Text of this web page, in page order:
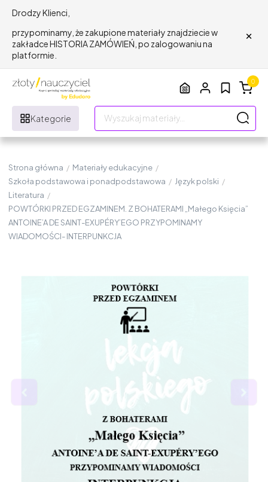
Drodzy Klienci,
przypominamy, że zakupione materiały znajdziecie w
zakładce HISTORIA ZAMÓWIEŃ, po zalogowaniu na
platformie.
×
Kategorie
0
Strona główna / Materiały edukacyjne /
Szkoła podstawowa i ponadpodstawowa / Język polski /
Literatura /
POWTÓRKI PRZED EGZAMINEM. Z BOHATERAMI „Małego Księcia”
ANTOINE’A DE SAINT-EXUPÉRY’EGO PRZYPOMINAMY
WIADOMOŚCI- INTERPUNKCJA